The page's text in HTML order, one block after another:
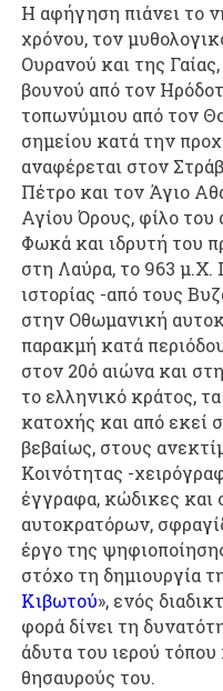
Η αφήγηση πιάνει το
χρόνου, τον
Ουρανού και της
βουνού από τον
τοπωνύμιου από τον
σημείου κατά την
αναφέρεται στον
Πέτρο και τον Άγιο
Αγίου Όρους, φίλο
Φωκά και ιδρυτή του
στη Λαύρα, το 963 μ.Χ.
ιστορίας -από τους
στην Οθωμανική
παρακμή κατά
στον 20ό αιώνα και
το ελληνικό κράτος,
κατοχής και από εκεί
βεβαίως, στους
Κοινότητας -
έγγραφα, κώδικες και
αυτοκρατόρων,
έργο της
στόχο τη δημιουργία
Κιβωτού», ενός
φορά δίνει τη
άδυτα του ιερού
θησαυρούς του.